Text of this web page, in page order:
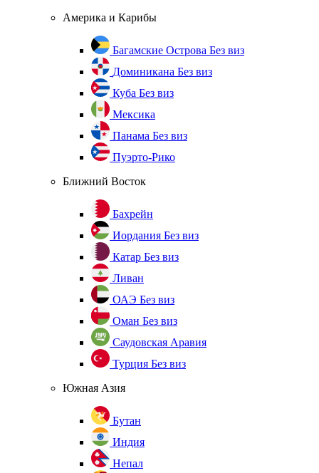
Америка и Карибы
Багамские Острова Без виз
Доминикана Без виз
Куба Без виз
Мексика
Панама Без виз
Пуэрто-Рико
Ближний Восток
Бахрейн
Иордания Без виз
Катар Без виз
Ливан
ОАЭ Без виз
Оман Без виз
Саудовская Аравия
Турция Без виз
Южная Азия
Бутан
Индия
Непал